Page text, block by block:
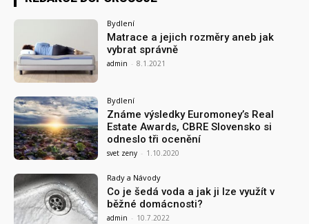
Bydlení
Matrace a jejich rozměry aneb jak
vybrat správně
admin - 8.1.2021
Bydlení
Známe výsledky Euromoney’s Real
Estate Awards, CBRE Slovensko si
odneslo tři ocenění
svet zeny - 1.10.2020
Rady a Návody
Co je šedá voda a jak ji lze využít v
běžné domácnosti?
admin - 10.7.2022